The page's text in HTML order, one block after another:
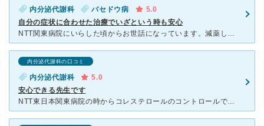
内分泌代謝科 バセドウ病
5.0
自分の症状に合わせた治療でいざという時も安心
NTT関東病院にいらした頃からお世話になっています。減薬していき薬を止めてしばらくすると再発を繰り返しているので独立後も仁科先生に引き続き診ていただいています。 そのおかげで、現状の数値だけにとらわ
内分泌代謝科の口コミ
内分泌代謝科
5.0
安心できる先生です
NTT東日本関東病院の時からコレステロールのコントロールでお世話になっています。 とっても些細な質問や不安な事にもきちんと顔を見て丁寧にお答えくださり、患者に寄り添ってくれる先生です。 デジタ